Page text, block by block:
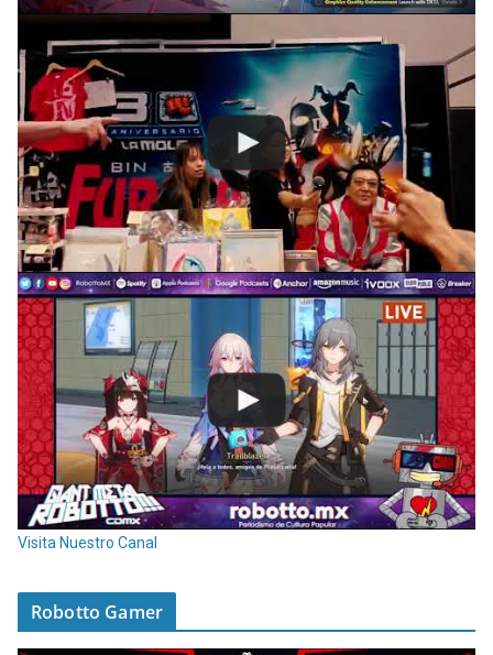
Visita Nuestro Canal
Robotto Gamer